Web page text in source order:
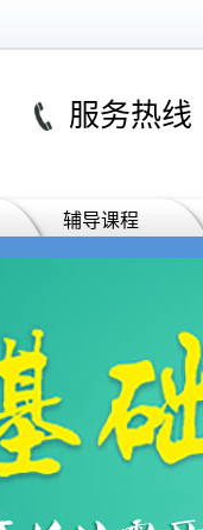
服务热线
辅导课程